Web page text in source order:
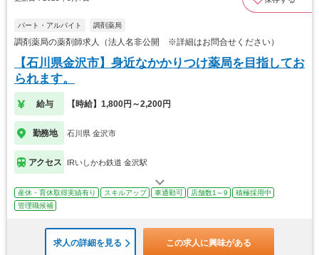
パート・アルバイト 調剤薬局
調剤薬局の薬剤師求人（法人名非公開 ※詳細はお問合せください）
【石川県金沢市】身近なかかりつけ薬局を目指してお
られます。
給与 【時給】1,800円～2,200円
勤務地 石川県 金沢市
アクセス IRいしかわ鉄道 金沢駅
産休・育休取得実績有り スキルアップ 車通勤可 店舗数1～9
積極採用中
管理職候補
求人の詳細を見る この求人に興味がある